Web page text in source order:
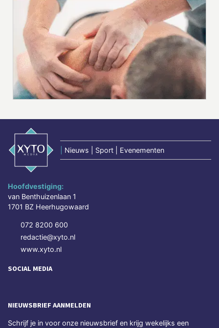
Nieuws | Sport | Evenementen
Hoofdvestiging:
van Benthuizenlaan 1
1701 BZ Heerhugowaard
072 8200 600
redactie@xyto.nl
www.xyto.nl
SOCIAL MEDIA
NIEUWSBRIEF AANMELDEN
Schrijf je in voor onze nieuwsbrief en krijg wekelijks een